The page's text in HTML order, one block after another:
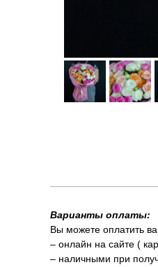
Варианты оплаты:
Вы можете оплатить
– онлайн на сайте (
– наличными при